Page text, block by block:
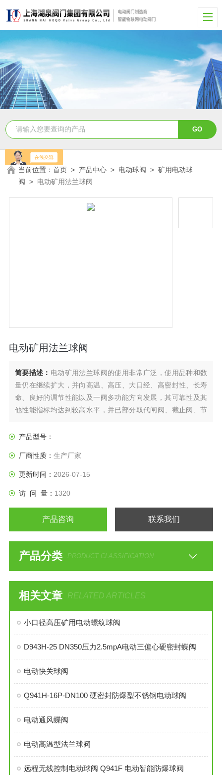
当前位置：首页 > 产品中心 > 电动球阀 >矿用电动球
阀 > 电动矿用法兰球阀
电动矿用法兰球阀
简要描述： 电动矿用法兰球阀的使用非常广泛，使用品种和数
量仍在继续扩大，并向高温、高压、大口经、高密封性、长寿
命、良好的调节性能以及一阀多功能方向发展，其可靠性及其
他性能指标均达到较高水平，并已部分取代闸阀、截止阀、节
多方面都得到了广泛的应用。这是因为，球阀与其它阀类相
产品型号：
厂商性质： 生产厂家
更新时间： 2026-07-15
访 问 量： 1320
产品咨询 联系我们
产品分类 PRODUCT CLASSIFICATION
相关文章 RELATED ARTICLES
小口径高压矿用电动螺纹球阀
D943H-25 DN350压力2.5mpA电动三偏心硬密封蝶阀
电动快关球阀
Q941H-16P-DN100 硬密封防爆型不锈钢电动球阀
电动通风蝶阀
电动高温型法兰球阀
远程无线控制电动球阀 Q941F 电动智能防爆球阀